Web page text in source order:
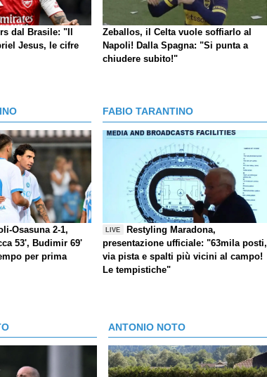
dal Brasile: "Il
Jesus, le cifre
Zeballos, il Celta vuole soffiarlo al
Napoli! Dalla Spagna: "Si punta a
chiudere subito!"
Osasuna 2-1,
53', Budimir 69'
per prima
FABIO TARANTINO
LIVE
Restyling Maradona,
presentazione ufficiale: "63mila posti,
via pista e spalti più vicini al campo!
Le tempistiche"
ANTONIO NOTO